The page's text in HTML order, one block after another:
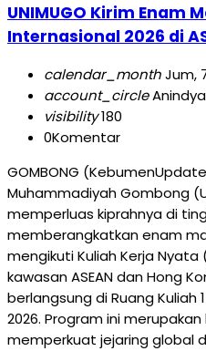
UNIMUGO Kirim Enam
Internasional 2026 di
calendar_monthJum,
account_circle
visibility180
0Komentar
GOMBONG
Muhammadiyah Gombong
memperluas kiprahnya di
memberangkatkan enam
mengikuti Kuliah Kerja Nyata
kawasan ASEAN dan Hong
berlangsung di Ruang Kuliah
2026. Program ini
memperkuat jejaring global